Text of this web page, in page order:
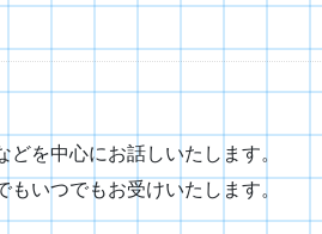
を中心にお話しいたします。
いつでもお受けいたします。